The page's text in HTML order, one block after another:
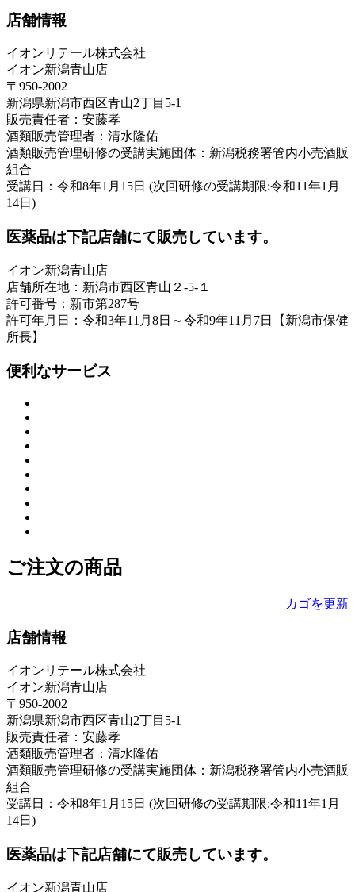
店舗情報
イオンリテール株式会社
イオン新潟青山店
〒950-2002
新潟県新潟市西区青山2丁目5-1
販売責任者：安藤孝
酒類販売管理者：清水隆佑
酒類販売管理研修の受講実施団体：新潟税務署管内小売酒販
組合
受講日：令和8年1月15日 (次回研修の受講期限:令和11年1月
14日)
医薬品は下記店舗にて販売しています。
イオン新潟青山店
店舗所在地：新潟市西区青山２-5-１
許可番号：新市第287号
許可年月日：令和3年11月8日～令和9年11月7日【新潟市保健
所長】
便利なサービス
ご注文の商品
カゴを更新
店舗情報
イオンリテール株式会社
イオン新潟青山店
〒950-2002
新潟県新潟市西区青山2丁目5-1
販売責任者：安藤孝
酒類販売管理者：清水隆佑
酒類販売管理研修の受講実施団体：新潟税務署管内小売酒販
組合
受講日：令和8年1月15日 (次回研修の受講期限:令和11年1月
14日)
医薬品は下記店舗にて販売しています。
イオン新潟青山店